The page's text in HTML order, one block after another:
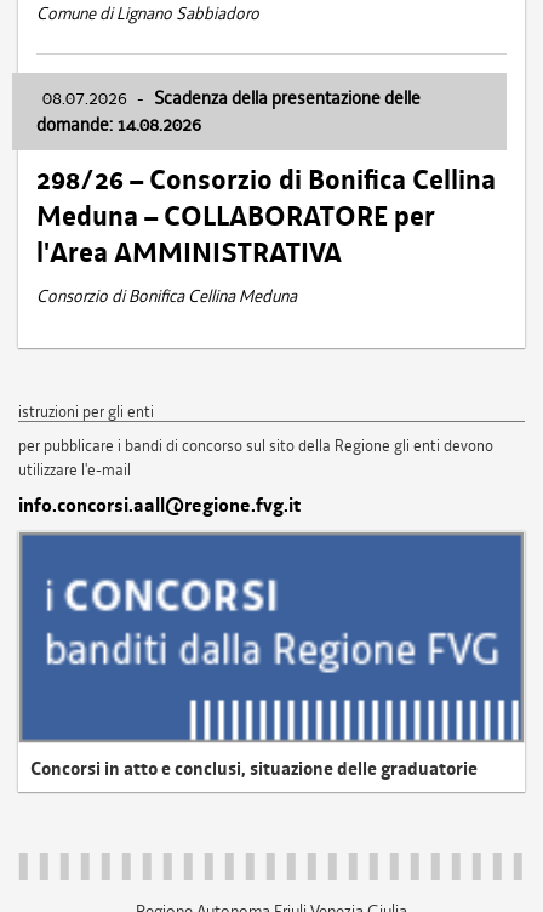
Comune di Lignano Sabbiadoro
08.07.2026 - Scadenza della presentazione delle
domande: 14.08.2026
298/26 – Consorzio di Bonifica Cellina
Meduna – COLLABORATORE per
l'Area AMMINISTRATIVA
Consorzio di Bonifica Cellina Meduna
istruzioni per gli enti
per pubblicare i bandi di concorso sul sito della Regione gli enti devono
utilizzare l'e-mail
info.concorsi.aall@regione.fvg.it
Concorsi in atto e conclusi, situazione delle graduatorie